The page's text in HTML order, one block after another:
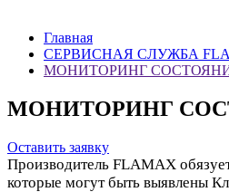
Главная
СЕРВИСНАЯ СЛУЖБА
МОНИТОРИНГ
МОНИТОРИНГ
Оставить заявку
Производитель FLAMAX
которые могут быть выявлены